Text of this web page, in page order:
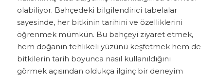
olabiliyor. Bahçedeki bilgilendirici tabelalar
sayesinde, her bitkinin tarihini ve özelliklerini
öğrenmek mümkün. Bu bahçeyi ziyaret etmek,
hem doğanın tehlikeli yüzünü keşfetmek hem de
bitkilerin tarih boyunca nasıl kullanıldığını
görmek açısından oldukça ilginç bir deneyim